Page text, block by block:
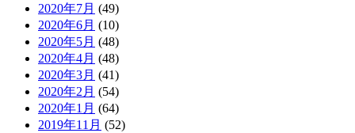
2020年7月 (49)
2020年6月 (10)
2020年5月 (48)
2020年4月 (48)
2020年3月 (41)
2020年2月 (54)
2020年1月 (64)
2019年11月 (52)